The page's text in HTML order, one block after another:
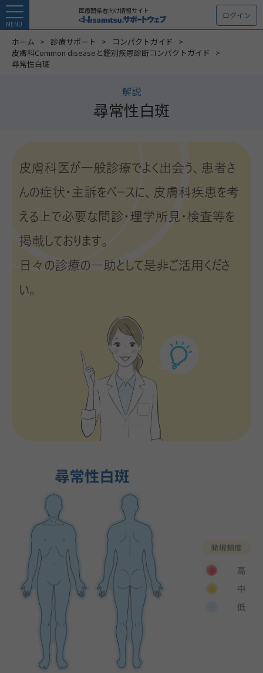
MENU
医療関係者向け情報サイト ログイン
ホーム 診療サポート
コンパクトガイド
皮膚科Common diseaseと鑑別疾患診断コンパクトガイド
尋常性白斑
解説
尋常性白斑